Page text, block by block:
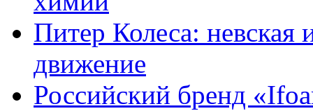
Питер Колеса: невская
движение
Российский бренд